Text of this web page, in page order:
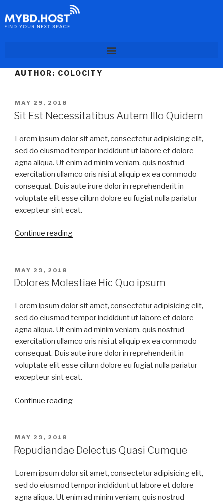
AUTHOR: COLOCITY
MAY 29, 2018
Sit Est Necessitatibus Autem Illo Quidem
Lorem ipsum dolor sit amet, consectetur adipisicing elit,
sed do eiusmod tempor incididunt ut labore et dolore
agna aliqua. Ut enim ad minim veniam, quis nostrud
exercitation ullamco oris nisi ut aliquip ex ea commodo
consequat. Duis aute irure dolor in reprehenderit in
voluptate elit esse cillum dolore eu fugiat nulla pariatur
excepteur sint ecat.
Continue reading
MAY 29, 2018
Dolores Molestiae Hic Quo ipsum
Lorem ipsum dolor sit amet, consectetur adipisicing elit,
sed do eiusmod tempor incididunt ut labore et dolore
agna aliqua. Ut enim ad minim veniam, quis nostrud
exercitation ullamco oris nisi ut aliquip ex ea commodo
consequat. Duis aute irure dolor in reprehenderit in
voluptate elit esse cillum dolore eu fugiat nulla pariatur
excepteur sint ecat.
Continue reading
MAY 29, 2018
Repudiandae Delectus Quasi Cumque
Lorem ipsum dolor sit amet, consectetur adipisicing elit,
sed do eiusmod tempor incididunt ut labore et dolore
agna aliqua. Ut enim ad minim veniam, quis nostrud